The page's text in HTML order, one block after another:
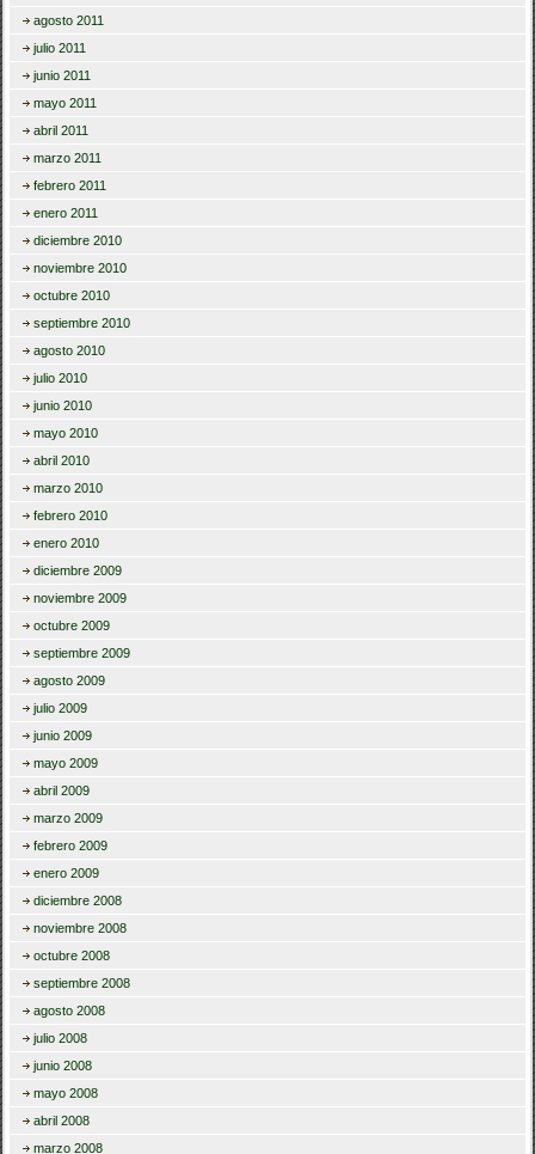
agosto 2011
julio 2011
junio 2011
mayo 2011
abril 2011
marzo 2011
febrero 2011
enero 2011
diciembre 2010
noviembre 2010
octubre 2010
septiembre 2010
agosto 2010
julio 2010
junio 2010
mayo 2010
abril 2010
marzo 2010
febrero 2010
enero 2010
diciembre 2009
noviembre 2009
octubre 2009
septiembre 2009
agosto 2009
julio 2009
junio 2009
mayo 2009
abril 2009
marzo 2009
febrero 2009
enero 2009
diciembre 2008
noviembre 2008
octubre 2008
septiembre 2008
agosto 2008
julio 2008
junio 2008
mayo 2008
abril 2008
marzo 2008